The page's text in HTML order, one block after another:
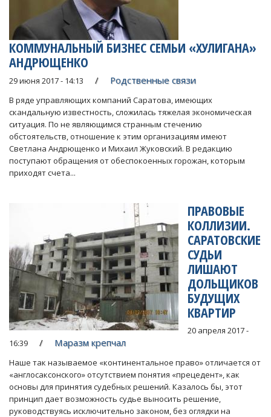
КОММУНАЛЬНЫЙ БИЗНЕС СЕМЬИ «ХУЛИГАНА»
АНДРЮЩЕНКО
29 июня 2017 - 14:13 Родственные связи
В ряде управляющих компаний Саратова, имеющих
скандальную известность, сложилась тяжелая экономическая
ситуация. По не являющимся странным стечению
обстоятельств, отношение к этим организациям имеют
Светлана Андрющенко и Михаил Жуковский. В редакцию
поступают обращения от обеспокоенных горожан, которым
приходят счета...
ПРАВОВЫЕ
КОЛЛИЗИИ.
САРАТОВСКИЕ
СУДЬИ
ЛИШАЮТ
ДОЛЬЩИКОВ
БУДУЩИХ
КВАРТИР
20 апреля 2017 -
16:39
Маразм крепчал
Наше так называемое «континентальное право» отличается от
«англосаксонского» отсутствием понятия «прецедент», как
основы для принятия судебных решений. Казалось бы, этот
принцип дает возможность судье выносить решение,
руководствуясь исключительно законом, без оглядки на